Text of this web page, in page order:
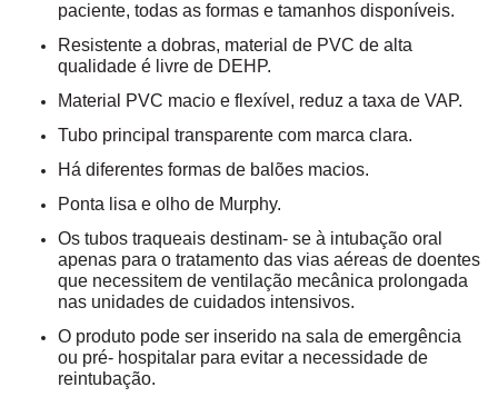
paciente, todas as formas e tamanhos disponíveis.
Resistente a dobras, material de PVC de alta
qualidade é livre de DEHP.
Material PVC macio e flexível, reduz a taxa de VAP.
Tubo principal transparente com marca clara.
Há diferentes formas de balões macios.
Ponta lisa e olho de Murphy.
Os tubos traqueais destinam- se à intubação oral
apenas para o tratamento das vias aéreas de doentes
que necessitem de ventilação mecânica prolongada
nas unidades de cuidados intensivos.
O produto pode ser inserido na sala de emergência
ou pré- hospitalar para evitar a necessidade de
reintubação.